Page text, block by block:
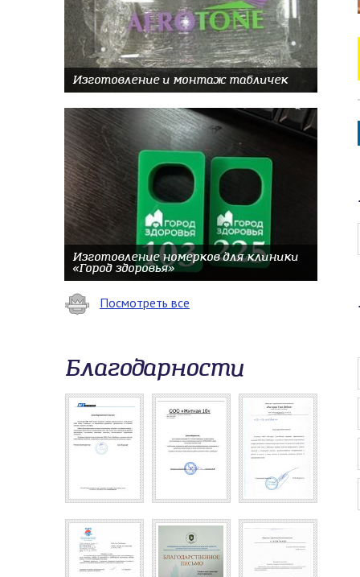
Изготовление и монтаж табличек
Изготовление номерков для клиники
«Город здоровья»
Посмотреть все
Благодарности